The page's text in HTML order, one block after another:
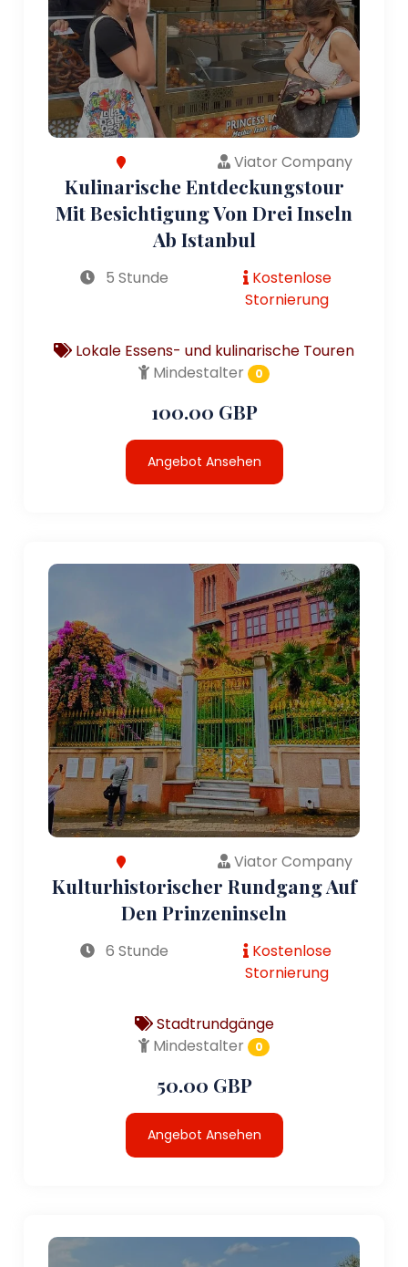
Viator Company
Kulinarische Entdeckungstour
Mit Besichtigung Von Drei Inseln
Ab Istanbul
5 Stunde
Kostenlose
Stornierung
Lokale Essens- und kulinarische Touren
Mindestalter
0
100.00 GBP
Angebot Ansehen
Viator Company
Kulturhistorischer Rundgang Auf
Den Prinzeninseln
6 Stunde
Kostenlose
Stornierung
Stadtrundgänge
Mindestalter
0
50.00 GBP
Angebot Ansehen